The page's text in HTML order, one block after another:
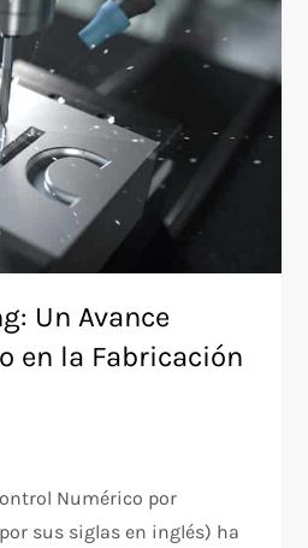
Un Avance
en la Fabricación
Numérico por
sus siglas en inglés) ha